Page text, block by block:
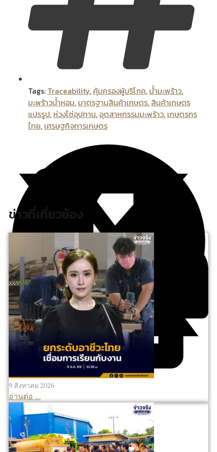
Tags: Traceability, คุ้มครองผู้บริโภค, น้ำมะพร้าว,
มะพร้าวน้ำหอม, มาตรฐานสินค้าเกษตร, สินค้าเกษตร
แปรรูป, ห่วงโซ่อุปทาน, อุตสาหกรรมมะพร้าว, เกษตรกร
ไทย, เศรษฐกิจการเกษตร
ข่าวที่เกี่ยวข้อง
9 สิงหาคม 2026
อ่านต่อ ...